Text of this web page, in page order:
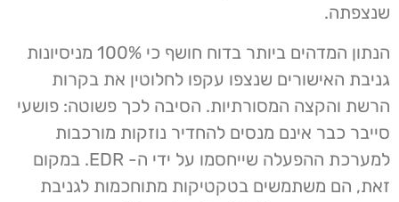
שנצפתה.
הנתון המדהים ביותר בדוח חושף כי 100% מניסיונות
גניבת האישורים שנצפו עקפו לחלוטין את בקרות
הרשת והקצה המסורתיות. הסיבה לכך פשוטה: פושעי
סייבר כבר אינם מנסים להחדיר נוזקות מורכבות
למערכת ההפעלה שייחסמו על ידי ה- EDR. במקום
זאת, הם משתמשים בטקטיקות מתוחכמות לגניבת